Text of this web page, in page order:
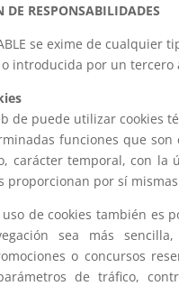
DE RESPONSABILIDADES
se exime de
introducida por un tercero
de puede utilizar cookies
funciones que
carácter temporal, con la
proporcionan por sí
de cookies también es
sea más
o concursos
de tráfico,